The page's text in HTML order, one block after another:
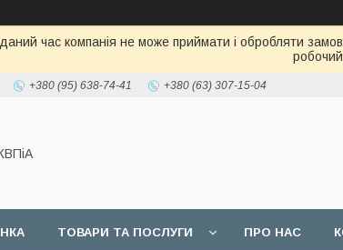
час компанія не може приймати і обробляти
+380 (95) 638-74-41 +380 (63) 307-15-04
ТОВАРИ ТА ПОСЛУГИ ПРО НАС